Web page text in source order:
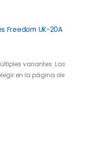
Freedom UK-20A
variantes. Las
en la página de